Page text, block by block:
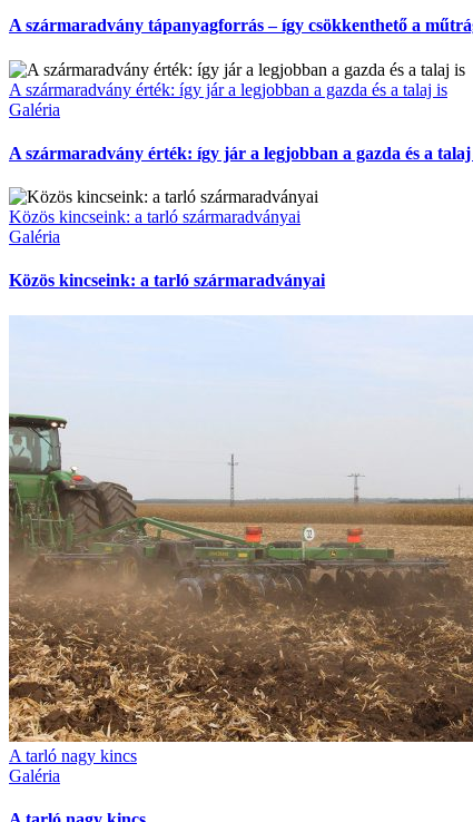
A szármaradvány tápanyagforrás – így csökkenthető a
A szármaradvány érték: így jár a legjobban a gazda és a talaj is
Galéria
A szármaradvány érték: így jár a legjobban a gazda és a talaj
Közös kincseink: a tarló szármaradványai
Galéria
Közös kincseink: a tarló szármaradványai
A tarló nagy kincs
Galéria